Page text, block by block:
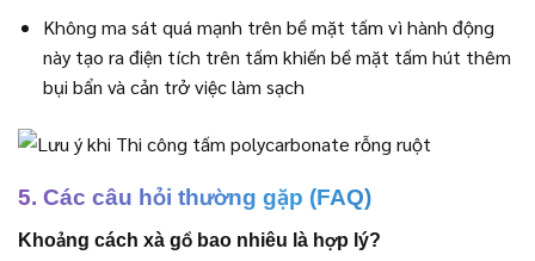
Không ma sát quá mạnh trên bề mặt tấm vì hành động
này tạo ra điện tích trên tấm khiến bề mặt tấm hút thêm
bụi bẩn và cản trở việc làm sạch
5. Các câu hỏi thường gặp (FAQ)
Khoảng cách xà gồ bao nhiêu là hợp lý?